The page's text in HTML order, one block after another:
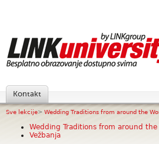
Kontakt
Sve lekcije> Wedding Traditions from around the
Wedding Traditions from around the
Vežbanja